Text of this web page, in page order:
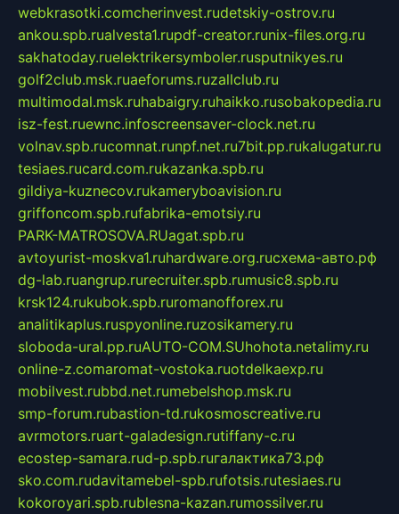
webkrasotki.comcherinvest.rudetskiy-ostrov.ru
ankou.spb.rualvesta1.rupdf-creator.runix-files.org.ru
sakhatoday.ruelektrikersymboler.rusputnikyes.ru
golf2club.msk.ruaeforums.ruzallclub.ru
multimodal.msk.ruhabaigry.ruhaikko.rusobakopedia.ru
isz-fest.ruewnc.infoscreensaver-clock.net.ru
volnav.spb.rucomnat.runpf.net.ru7bit.pp.rukalugatur.ru
tesiaes.rucard.com.rukazanka.spb.ru
gildiya-kuznecov.rukameryboavision.ru
griffoncom.spb.rufabrika-emotsiy.ru
PARK-MATROSOVA.RUagat.spb.ru
avtoyurist-moskva1.ruhardware.org.ruсхема-авто.рф
dg-lab.ruangrup.rurecruiter.spb.rumusic8.spb.ru
krsk124.rukubok.spb.ruromanofforex.ru
analitikaplus.ruspyonline.ruzosikamery.ru
sloboda-ural.pp.ruAUTO-COM.SUhohota.netalimy.ru
online-z.comaromat-vostoka.ruotdelkaexp.ru
mobilvest.rubbd.net.rumebelshop.msk.ru
smp-forum.rubastion-td.rukosmoscreative.ru
avrmotors.ruart-galadesign.rutiffany-c.ru
ecostep-samara.rud-p.spb.ruгалактика73.рф
sko.com.rudavitamebel-spb.rufotsis.rutesiaes.ru
kokoroyari.spb.rublesna-kazan.rumossilver.ru